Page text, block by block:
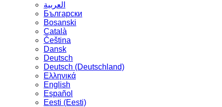
العربية
Български
Bosanski
Сatalà
Čeština
Dansk
Deutsch
Deutsch (Deutschland)
Ελληνικά
English
Español
Eesti (Eesti)